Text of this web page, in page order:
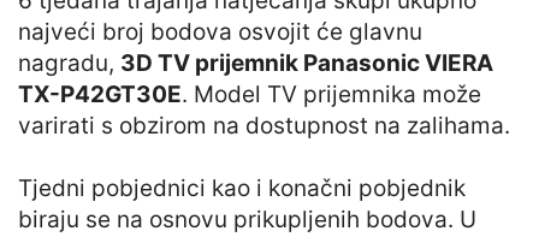
najveći broj bodova osvojit će glavnu
nagradu, 3D TV prijemnik Panasonic VIERA
TX-P42GT30E. Model TV prijemnika može
varirati s obzirom na dostupnost na zalihama.
Tjedni pobjednici kao i konačni pobjednik
biraju se na osnovu prikupljenih bodova. U